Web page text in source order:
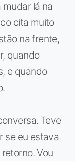
lá na
cita muito
na frente,
quando
e quando
Teve
se eu estava
Vou